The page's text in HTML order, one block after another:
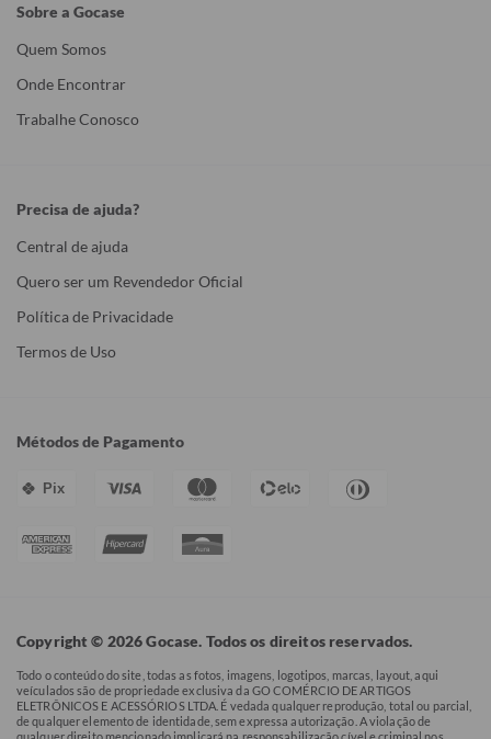
Sobre a Gocase
Quem Somos
Onde Encontrar
Trabalhe Conosco
Precisa de ajuda?
Central de ajuda
Quero ser um Revendedor Oficial
Política de Privacidade
Termos de Uso
Métodos de Pagamento
Pix
Copyright © 2026 Gocase. Todos os direitos reservados.
Todo o conteúdo do site, todas as fotos, imagens, logotipos, marcas, layout, aqui
veículados são de propriedade exclusiva da GO COMÉRCIO DE ARTIGOS
ELETRÔNICOS E ACESSÓRIOS LTDA. É vedada qualquer reprodução, total ou parcial,
de qualquer elemento de identidade, sem expressa autorização. A violação de
qualquer direito mencionado implicará na responsabilização cível e criminal nos